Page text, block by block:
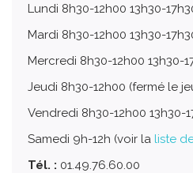
Lundi 8h30-12h00 13h30-
Mardi 8h30-12h00 13h30-
Mercredi 8h30-12h00 13h30-
Jeudi 8h30-12h00 (fermé le
Vendredi 8h30-12h00 13h30-
Samedi 9h-12h (voir la liste
Tél. : 01.49.76.60.00